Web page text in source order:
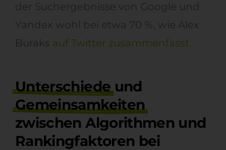
der Suchergebnisse von Google und
Yandex wohl bei etwa 70 %, wie Alex
Buraks auf Twitter zusammenfasst.
Unterschiedeund
Gemeinsamkeiten
zwischen Algorithmen und
Rankingfaktoren bei